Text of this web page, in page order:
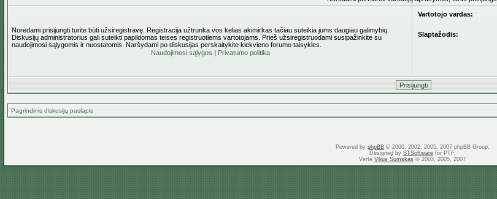
Norėdami prisijungti turite būti užsiregistravę. Registracija užtrunka vos kelias akimirkas tačiau suteikia jums daugiau galimybių.
Diskusijų administratorius gali suteikti papildomas teises registruotiems vartotojams. Prieš užsiregistruodami susipažinkite su
naudojimosi sąlygomis ir nuostatomis. Naršydami po diskusijas perskaitykite kiekvieno forumo taisykles.
Naudojimosi sąlygos | Privatumo politika
Vartotojo vardas:
Slaptažodis:
Pagrindinis diskusijų puslapis
Powered by phpBB© 2000, 2002, 2005, 2007 phpBB Group.
Designed by STSoftwarefor PTF.
Vertė Vilius Šumskas © 2003, 2005, 2007